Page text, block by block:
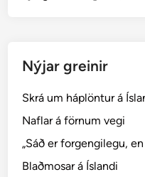
Nýjar greinir
Skrá um háplöntur á
Naflar á förnum vegi
„Sáð er forgengilegu,
Blaðmosar á Íslandi